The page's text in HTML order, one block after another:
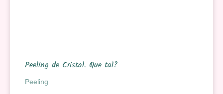
Peeling de Cristal. Que tal?
Peeling